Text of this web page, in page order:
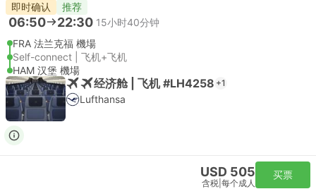
即时确认 推荐
06:50 22:30 15小时40分钟
FRA 法兰克福 機場
Self-connect | 飞机+飞机
HAM 汉堡 機場
经济舱 | 飞机 #LH4258 +1
Lufthansa
USD 505
含税 每个成人
买票